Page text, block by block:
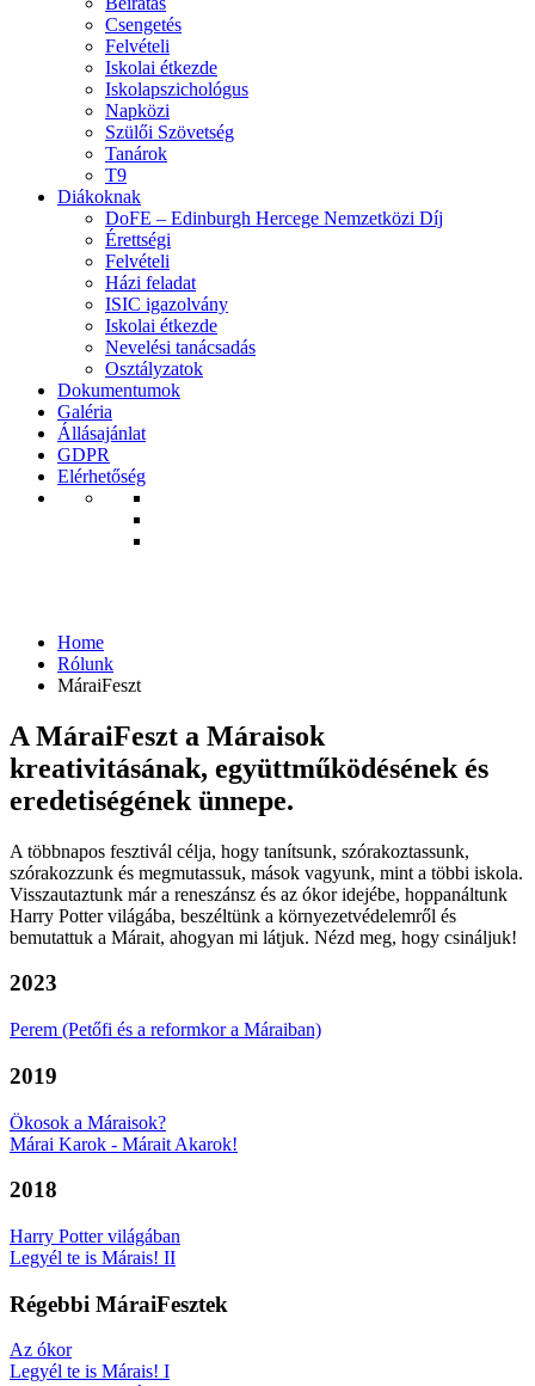
Csengetés
Felvételi
Iskolai étkezde
Iskolapszichológus
Napközi
Szülői Szövetség
Tanárok
T9
Diákoknak
DoFE – Edinburgh Hercege Nemzetközi Díj
Érettségi
Felvételi
Házi feladat
ISIC igazolvány
Iskolai étkezde
Nevelési tanácsadás
Osztályzatok
Dokumentumok
Galéria
Állásajánlat
GDPR
Elérhetőség
Home
Rólunk
MáraiFeszt
A MáraiFeszt a Máraisok
kreativitásának, együttműködésének és
eredetiségének ünnepe.
A többnapos fesztivál célja, hogy tanítsunk, szórakoztassunk,
szórakozzunk és megmutassuk, mások vagyunk, mint a többi iskola.
Visszautaztunk már a reneszánsz és az ókor idejébe, hoppanáltunk
Harry Potter világába, beszéltünk a környezetvédelemről és
bemutattuk a Márait, ahogyan mi látjuk. Nézd meg, hogy csináljuk!
2023
Perem (Petőfi és a reformkor a Máraiban)
2019
Ökosok a Máraisok?
Márai Karok - Márait Akarok!
2018
Harry Potter világában
Legyél te is Márais! II
Régebbi MáraiFesztek
Az ókor
Legyél te is Márais! I